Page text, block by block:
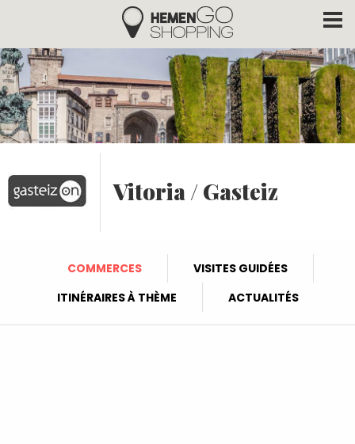
Aller au contenu principal
Hemengo Shopping
Vitoria / Gasteiz
COMMERCES
VISITES GUIDÉES
ITINÉRAIRES À THÈME
ACTUALITÉS